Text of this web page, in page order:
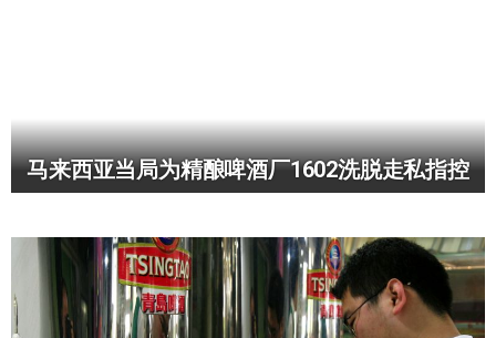
马来西亚当局为精酿啤酒厂1602洗脱走私指控